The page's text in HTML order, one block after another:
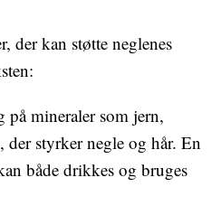
der kan støtte neglenes
på mineraler som jern,
styrker negle og hår. En
både drikkes og bruges